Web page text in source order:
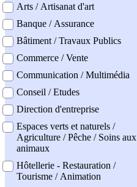
Arts / Artisanat d'art
Banque / Assurance
Bâtiment / Travaux Publics
Commerce / Vente
Communication / Multimédia
Conseil / Etudes
Direction d'entreprise
Espaces verts et naturels /
Agriculture / Pêche / Soins aux
animaux
Hôtellerie - Restauration /
Tourisme / Animation